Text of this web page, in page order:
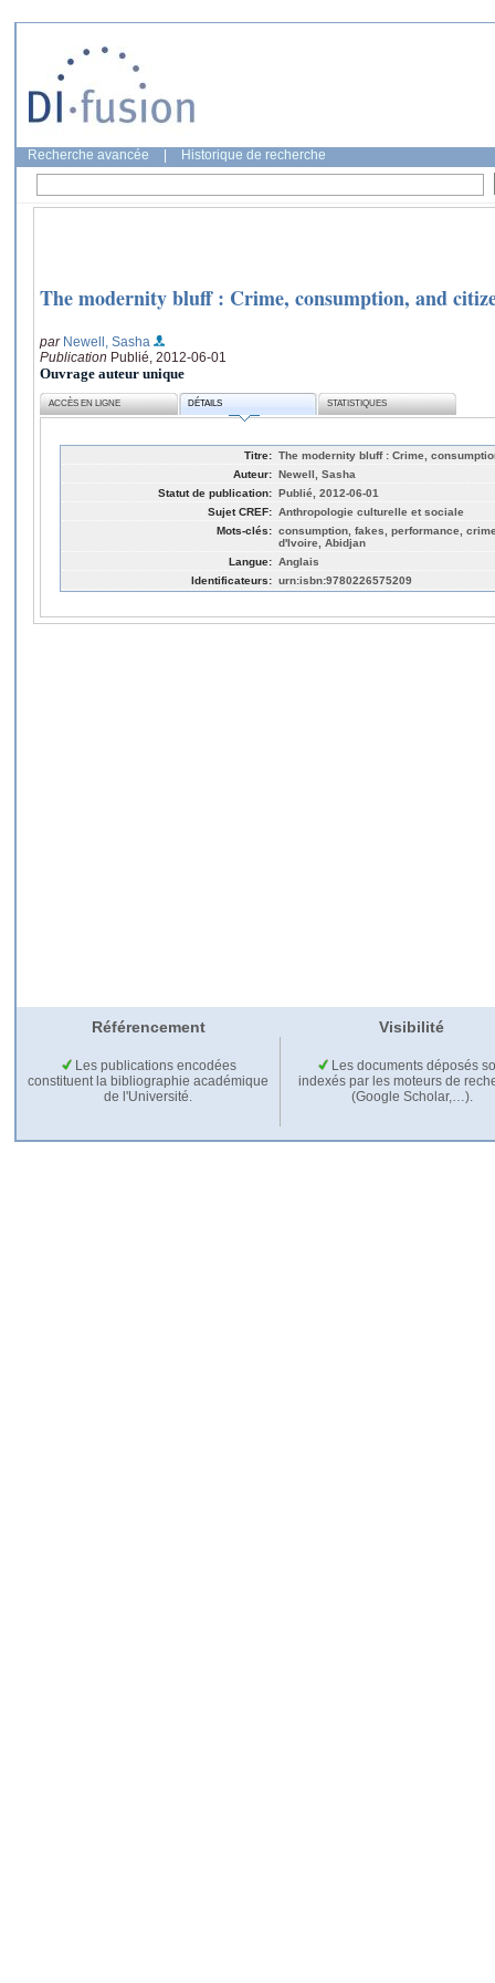
Recherche avancée Historique de recherche
The modernity bluff : Crime, consumption, and
par Newell, Sasha
Publication Publié, 2012-06-01
Ouvrage auteur unique
ACCÈS EN LIGNE DÉTAILS STATISTIQUES
Titre: The modernity bluff : Crime,
Auteur: Newell, Sasha
Statut de publication: Publié, 2012-06-01
Sujet CREF: Anthropologie culturelle et sociale
Mots-clés: consumption, fakes, performance,
d'Ivoire, Abidjan
Langue: Anglais
Identificateurs: urn:isbn:9780226575209
Référencement Visibilité
Les publications encodées
constituent la bibliographie académique
de l'Université.
Les documents déposés
indexés par les moteurs de
(Google Scholar,…).